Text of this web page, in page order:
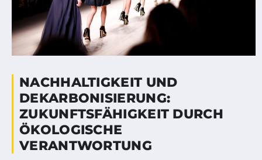
NACHHALTIGKEIT UND
DEKARBONISIERUNG:
ZUKUNFTSFÄHIGKEIT DURCH
ÖKOLOGISCHE
VERANTWORTUNG